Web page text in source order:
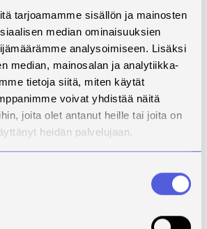
tarjoamamme sisällön ja mainosten
median ominaisuuksien
analysoimiseen. Lisäksi
median, mainosalan ja analytiikka-
tietoja siitä, miten käytät
voivat yhdistää näitä
joita olet antanut heille tai joita on
heidän palvelujaan.
Leinonen, Terhi Rissanen, Kalle